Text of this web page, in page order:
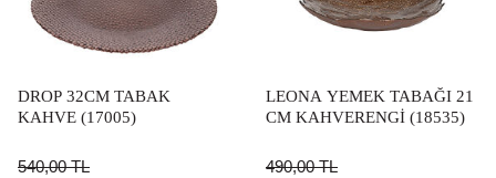
DROP 32CM TABAK
KAHVE (17005)
540,00TL
LEONA YEMEK TABAĞI 21
CM KAHVERENGİ (18535)
490,00TL